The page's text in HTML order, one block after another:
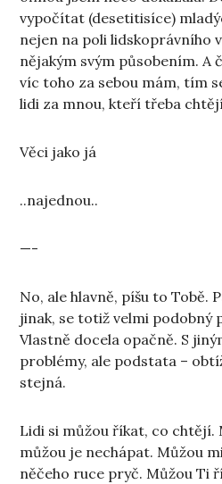
vypočítat (desetitisíce)
nejen na poli lidskoprávního
nějakým svým působením. A
víc toho za sebou mám, tím
lidi za mnou, kteří třeba
Věci jako já
..najednou..
—-
No, ale hlavně, píšu to Tobě.
jinak, se totiž velmi podobný
Vlastně docela opačně. S
problémy, ale podstata –
stejná.
Lidi si můžou říkat, co chtějí.
můžou je nechápat. Můžou
něčeho ruce pryč. Můžou Ti